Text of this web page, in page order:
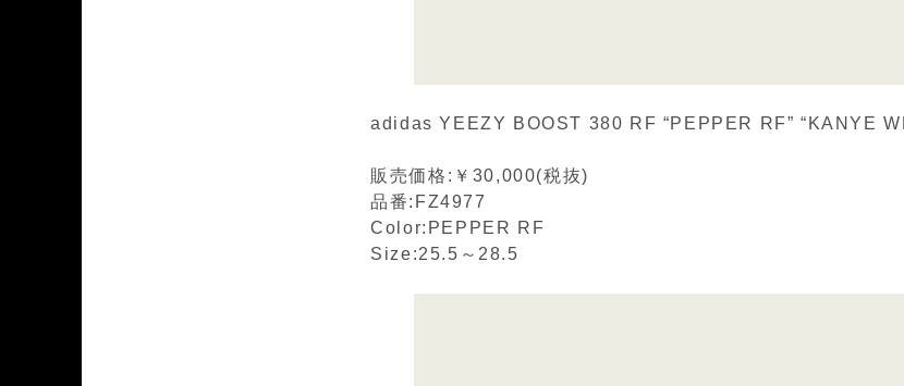
adidas YEEZY BOOST 380 RF “PEPPER RF” “KANYE
販売価格:￥30,000(税抜)
品番:FZ4977
Color:PEPPER RF
Size:25.5～28.5